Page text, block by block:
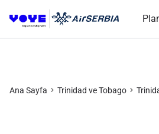
Ana Sayfa Trinidad ve Tobago